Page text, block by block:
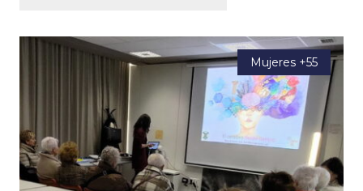
Mujeres +55